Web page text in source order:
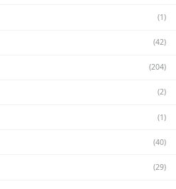
(1)
(42)
(204)
(2)
(1)
(40)
(29)